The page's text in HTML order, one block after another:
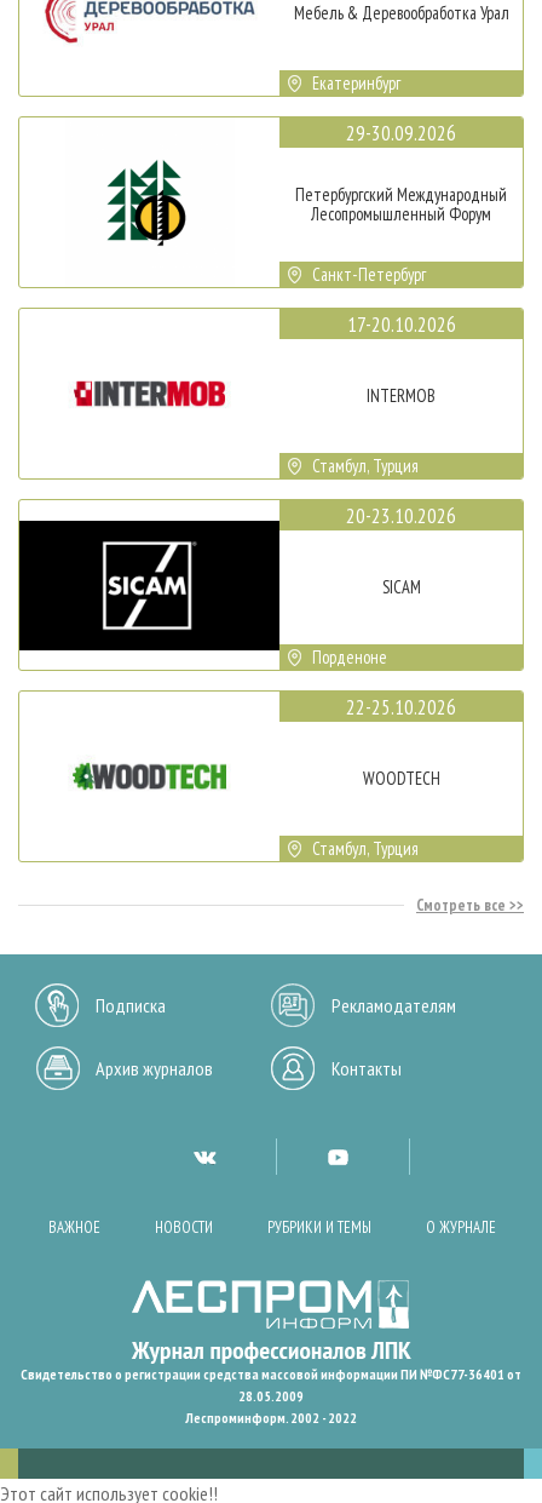
Мебель & Деревообработка Урал
Екатеринбург
29-30.09.2026
Петербургский Международный
Лесопромышленный Форум
Санкт-Петербург
17-20.10.2026
INTERMOB
Стамбул, Турция
20-23.10.2026
SICAM
Порденоне
22-25.10.2026
WOODTECH
Стамбул, Турция
Смотреть все
Подписка Рекламодателям
Архив журналов Контакты
ВАЖНОЕ НОВОСТИ РУБРИКИ И ТЕМЫ О ЖУРНАЛЕ
Свидетельство о регистрации средства массовой информации ПИ №ФС77-36401 от
28.05.2009
Леспроминформ. 2002 - 2022
Этот сайт использует cookie!!